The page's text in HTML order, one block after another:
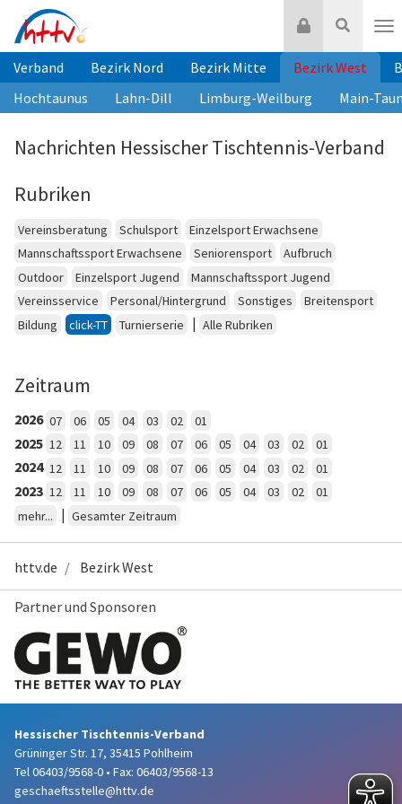
Inhalt
springen
Suche
Login
Verband Bezirk Nord Bezirk Mitte Bezirk West
Hochtaunus
Lahn-Dill Limburg-Weilburg Main-
Nachrichten Hessischer Tischtennis-Verband
Rubriken
Vereinsberatung Schulsport
Einzelsport Erwachsene
Mannschaftssport Erwachsene
Seniorensport
Aufbruch
Outdoor
Einzelsport Jugend
Mannschaftssport Jugend
Vereinsservice
Personal/Hintergrund Sonstiges
Breitensport
Bildung
click-TT Turnierserie | Alle Rubriken
Zeitraum
2026 07 06 05 04 03 02 01
2025 12 11 10 09 08 07 06 05 04 03 02 01
2024 12 11 10 09 08 07 06 05 04 03 02 01
2023 12 11 10 09 08 07 06 05 04 03 02
01
mehr...
| Gesamter Zeitraum
httv.de Bezirk West
Partner und Sponsoren
Hessischer Tischtennis-Verband
Grüninger Str. 17, 35415 Pohlheim
Tel 06403/9568-0 • Fax: 06403/9568-13
geschaeftsstelle@httv.de